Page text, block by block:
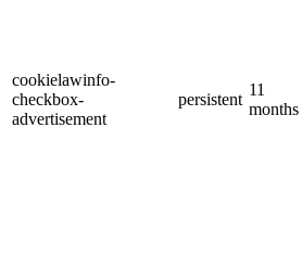
cookielawinfo-
checkbox-
advertisement
persistent
11
months